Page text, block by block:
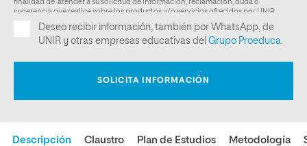
Descripción Claustro Plan de Estudios Metodología